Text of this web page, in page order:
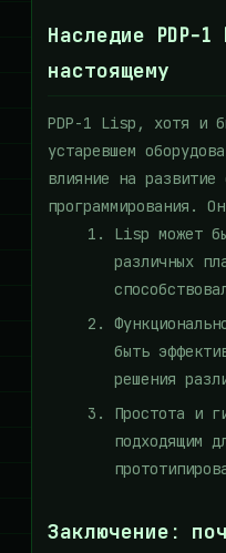
Наследие PDP-
настоящему
PDP-1 Lisp, хотя и
устаревшем
влияние на развитие
программирования.
Lisp может
различных
быть
решения
Простота и
подходящим
Заключение: